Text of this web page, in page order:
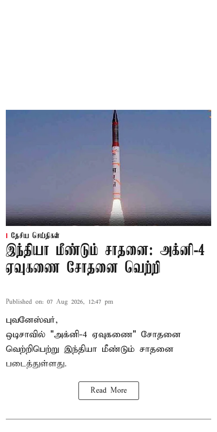
தேசிய செய்திகள்
இந்தியா மீண்டும் சாதனை: அக்னி-4
ஏவுகணை சோதனை வெற்றி
Published on: 07 Aug 2026, 12:47 pm
புவனேஸ்வர்,
ஒடிசாவில் "அக்னி-4 ஏவுகணை" சோதனை
வெற்றிபெற்று இந்தியா மீண்டும் சாதனை
படைத்துள்ளது.
Read More